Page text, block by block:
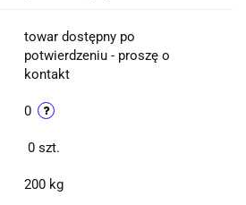
towar dostępny po
potwierdzeniu - proszę o
kontakt
0
0 szt.
200 kg